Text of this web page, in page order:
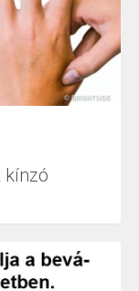
kínzó